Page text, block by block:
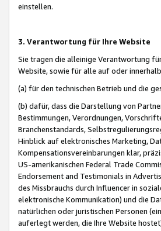
einstellen.
3. Verantwortung für Ihre Website
Sie tragen die alleinige Verantwortung
Website, sowie für alle auf oder
(a) für den technischen Betrieb und die
(b) dafür, dass die Darstellung von
Bestimmungen, Verordnungen,
Branchenstandards,
Hinblick auf elektronisches Marketing,
Kompensationsvereinbarungen klar,
US-amerikanischen Federal Trade
Endorsement and Testimonials in
des Missbrauchs durch Influencer in
elektronische Kommunikation) und die
natürlichen oder juristischen Personen
auferlegt werden, die Ihre Website